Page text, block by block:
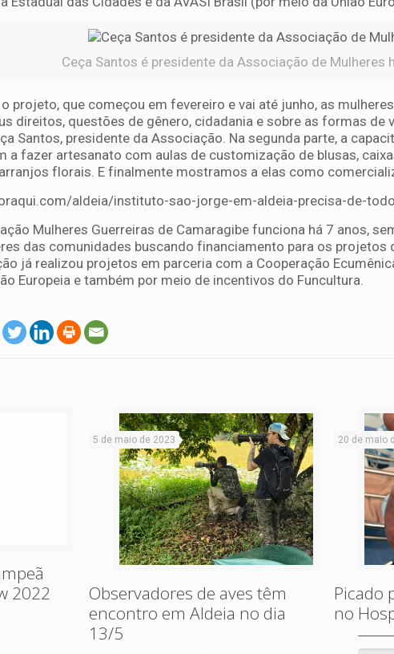
Ceça Santos é presidente da Associação de Mulheres
o projeto, que começou em fevereiro e vai até junho, as
direitos, questões de gênero, cidadania e sobre as formas de
Santos, presidente da Associação. Na segunda parte, a
a fazer artesanato com aulas de customização de blusas,
florais. E finalmente mostramos a elas como
aldeia/instituto-sao-jorge-em-aldeia-precisa-de-
Mulheres Guerreiras de Camaragibe funciona há 7 anos,
das comunidades buscando financiamento para os projetos
já realizou projetos em parceria com a Cooperação
Europeia e também por meio de incentivos do Funcultura.
2022
5 de maio de 2023
Observadores de aves têm
encontro em Aldeia no dia
13/5
20 de maio
Picado
no